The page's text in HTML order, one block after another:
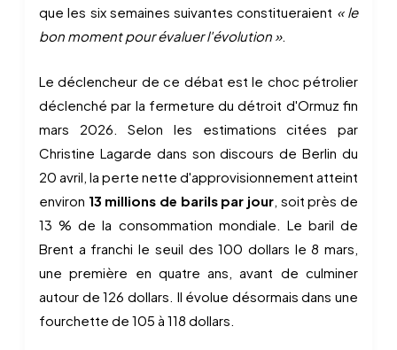
que les six semaines suivantes constitueraient « le
bon moment pour évaluer l'évolution ».
Le déclencheur de ce débat est le choc pétrolier
déclenché par la fermeture du détroit d'Ormuz fin
mars 2026. Selon les estimations citées par
Christine Lagarde dans son discours de Berlin du
20 avril, la perte nette d'approvisionnement atteint
environ 13 millions de barils par jour, soit près de
13 % de la consommation mondiale. Le baril de
Brent a franchi le seuil des 100 dollars le 8 mars,
une première en quatre ans, avant de culminer
autour de 126 dollars. Il évolue désormais dans une
fourchette de 105 à 118 dollars.